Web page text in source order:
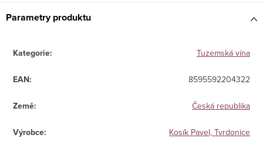
Parametry produktu
Kategorie: Tuzemská vína
EAN: 8595592204322
Země: Česká republika
Výrobce: Kosík Pavel, Tvrdonice